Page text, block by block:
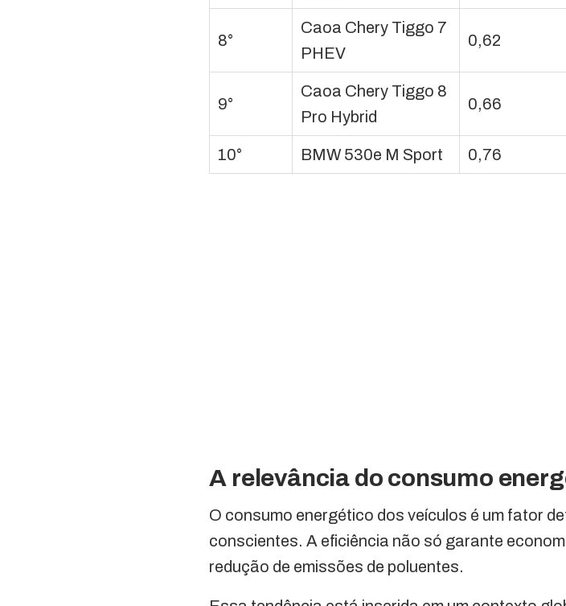
8°
Caoa Chery Tiggo 7
PHEV
0,62
9°
Caoa Chery Tiggo 8
Pro Hybrid
0,66
10° BMW 530e M Sport 0,76
A relevância do consumo
O consumo energético dos veículos é um fator
conscientes. A eficiência não só garante
redução de emissões de poluentes.